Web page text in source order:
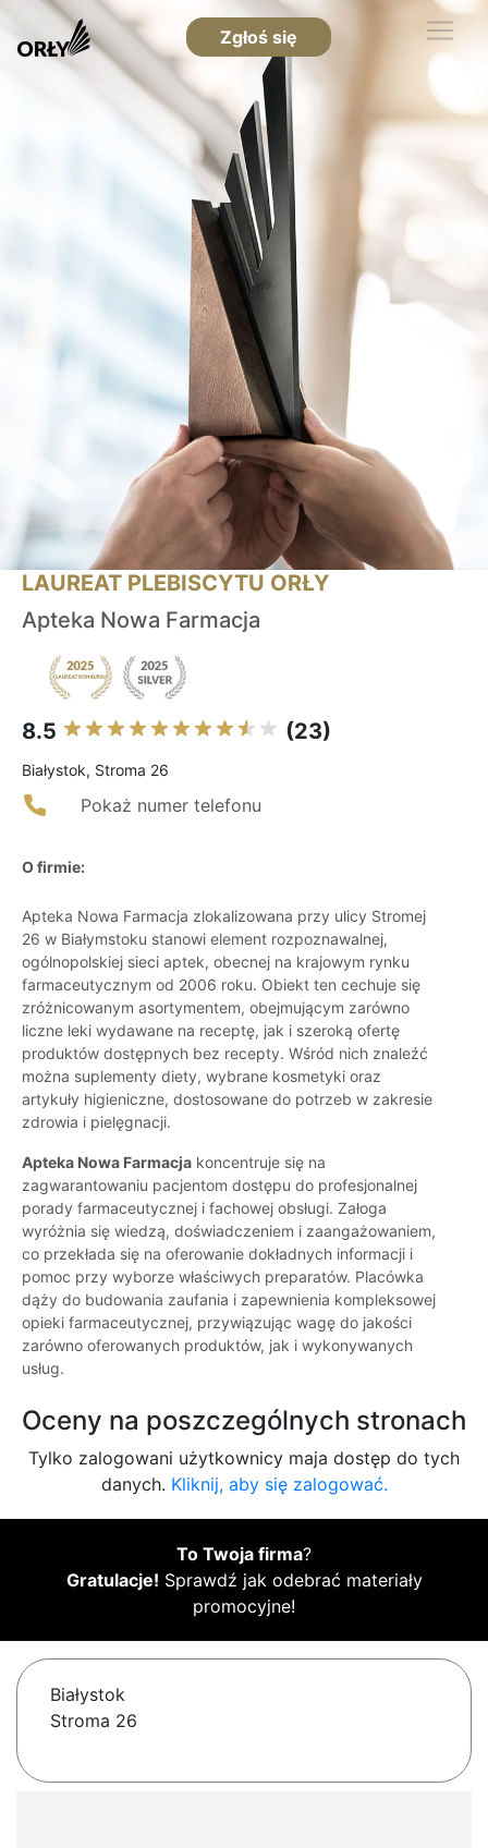
Zgłoś się
LAUREAT PLEBISCYTU ORŁY
Apteka Nowa Farmacja
8.5 (23)
Białystok, Stroma 26
Pokaż numer telefonu
O firmie:
Apteka Nowa Farmacja zlokalizowana przy ulicy Stromej
26 w Białymstoku stanowi element rozpoznawalnej,
ogólnopolskiej sieci aptek, obecnej na krajowym rynku
farmaceutycznym od 2006 roku. Obiekt ten cechuje się
zróżnicowanym asortymentem, obejmującym zarówno
liczne leki wydawane na receptę, jak i szeroką ofertę
produktów dostępnych bez recepty. Wśród nich znaleźć
można suplementy diety, wybrane kosmetyki oraz
artykuły higieniczne, dostosowane do potrzeb w zakresie
zdrowia i pielęgnacji.
Apteka Nowa Farmacja koncentruje się na
zagwarantowaniu pacjentom dostępu do profesjonalnej
porady farmaceutycznej i fachowej obsługi. Załoga
wyróżnia się wiedzą, doświadczeniem i zaangażowaniem,
co przekłada się na oferowanie dokładnych informacji i
pomoc przy wyborze właściwych preparatów. Placówka
dąży do budowania zaufania i zapewnienia kompleksowej
opieki farmaceutycznej, przywiązując wagę do jakości
zarówno oferowanych produktów, jak i wykonywanych
usług.
Oceny na poszczególnych stronach
Tylko zalogowani użytkownicy maja dostęp do tych
danych. Kliknij, aby się zalogować.
To Twoja firma?
Gratulacje! Sprawdź jak odebrać materiały
promocyjne!
Białystok
Stroma 26